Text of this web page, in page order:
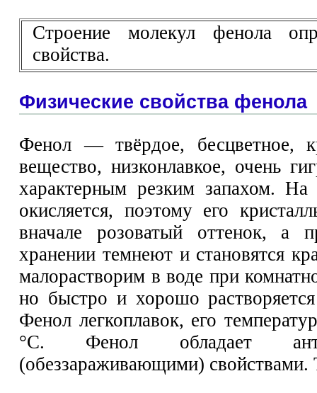
Строение молекул фенола
свойства.
Физические свойства фенола
Фенол — твёрдое, бесцветное,
вещество, низконлавкое, очень
характерным резким запахом. На
окисляется, поэтому его
вначале розоватый оттенок, а
хранении темнеют и становятся
малорастворим в воде при
но быстро и хорошо
Фенол легкоплавок, его
°С. Фенол обладает
(обеззараживающими) свойствами.